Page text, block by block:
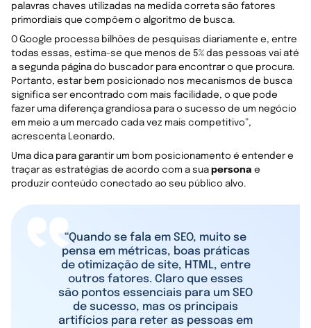
palavras chaves utilizadas na medida correta são fatores
primordiais que compõem o algoritmo de busca.
O Google processa bilhões de pesquisas diariamente e, entre
todas essas, estima-se que menos de 5% das pessoas vai até
a segunda página do buscador para encontrar o que procura.
Portanto, estar bem posicionado nos mecanismos de busca
significa ser encontrado com mais facilidade, o que pode
fazer uma diferença grandiosa para o sucesso de um negócio
em meio a um mercado cada vez mais competitivo”,
acrescenta Leonardo.
Uma dica para garantir um bom posicionamento é entender e
traçar as estratégias de acordo com a sua persona e
produzir conteúdo conectado ao seu público alvo.
“Quando se fala em SEO, muito se
pensa em métricas, boas práticas
de otimização de site, HTML, entre
outros fatores. Claro que esses
são pontos essenciais para um SEO
de sucesso, mas os principais
artifícios para reter as pessoas em